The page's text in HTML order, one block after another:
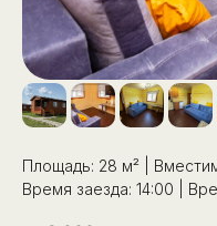
Площадь: 28 м² |
Время заезда: 14:00 |